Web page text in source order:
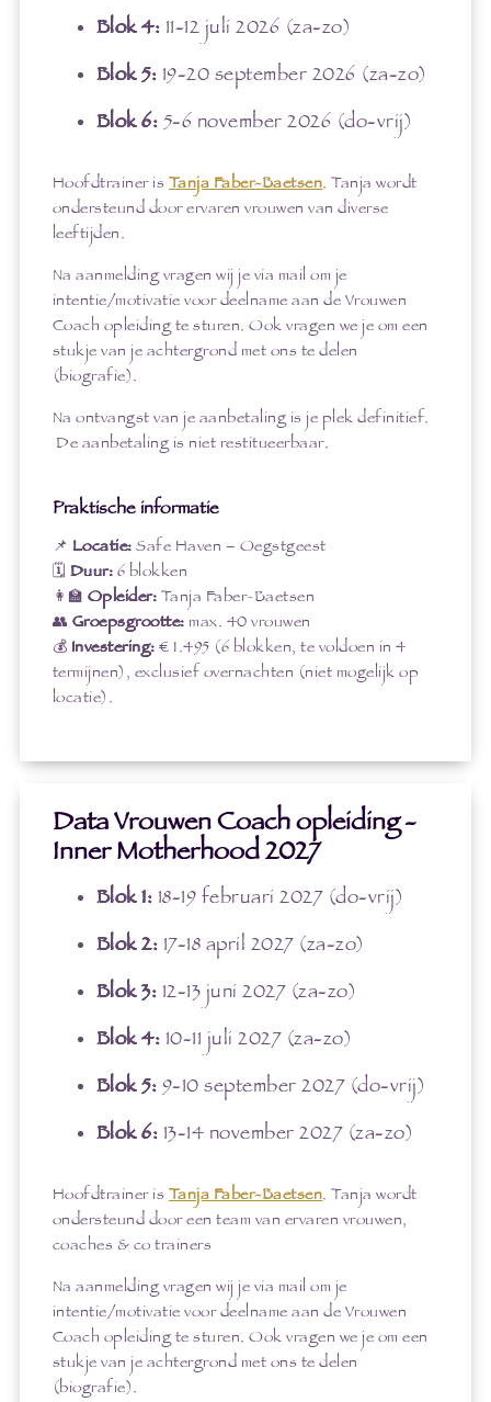
Blok 4:11-12 juli 2026 (za-zo)
Blok 5:19-20 september 2026 (za-zo)
Blok 6:5-6 november 2026 (do-vrij)
Hoofdtrainer is Tanja Faber-Baetsen. Tanja wordt
ondersteund door ervaren vrouwen van diverse
leeftijden.
Na aanmelding vragen wij je via mail om je
intentie/motivatie voor deelname aan de Vrouwen
Coach opleiding te sturen. Ook vragen we je om een
stukje van je achtergrond met ons te delen
(biografie).
Na ontvangst van je aanbetaling is je plek definitief.
De aanbetaling is niet restitueerbaar.
Praktische informatie
📌 Locatie:Safe Haven – Oegstgeest
🗓️ Duur:6 blokken
👩‍🏫 Opleider:Tanja Faber-Baetsen
👥 Groepsgrootte: max. 40 vrouwen
💰Investering:€ 1.495 (6 blokken, te voldoen in 4
termijnen), exclusief overnachten (niet mogelijk op
locatie).
Data Vrouwen Coach opleiding -
Inner Motherhood 2027
Blok 1:18-19 februari 2027 (do-vrij)
Blok 2:17-18 april 2027 (za-zo)
Blok 3:12-13 juni 2027 (za-zo)
Blok 4:10-11 juli 2027 (za-zo)
Blok 5:9-10 september 2027 (do-vrij)
Blok 6:13-14 november 2027 (za-zo)
Hoofdtrainer is Tanja Faber-Baetsen. Tanja wordt
ondersteund door een team van ervaren vrouwen,
coaches & co trainers
Na aanmelding vragen wij je via mail om je
intentie/motivatie voor deelname aan de Vrouwen
Coach opleiding te sturen. Ook vragen we je om een
stukje van je achtergrond met ons te delen
(biografie).